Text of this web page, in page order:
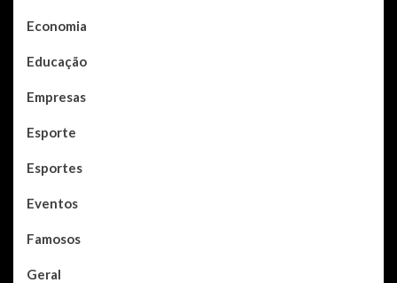
Economia
Educação
Empresas
Esporte
Esportes
Eventos
Famosos
Geral